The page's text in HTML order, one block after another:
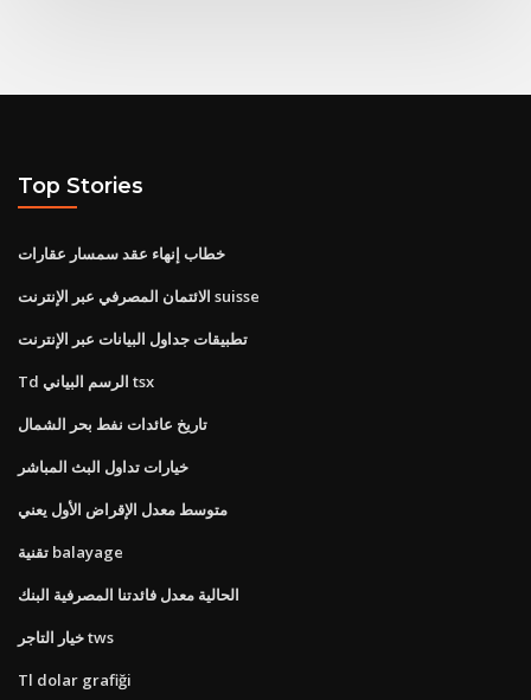
Top Stories
خطاب إنهاء عقد سمسار عقارات
الائتمان المصرفي عبر الإنترنت suisse
تطبيقات جداول البيانات عبر الإنترنت
Td الرسم البياني tsx
تاريخ عائدات نفط بحر الشمال
خيارات تداول البث المباشر
متوسط ​​معدل الإقراض الأول يعني
تقنية balayage
الحالية معدل فائدتنا المصرفية البنك
خيار التاجر tws
Tl dolar grafiği